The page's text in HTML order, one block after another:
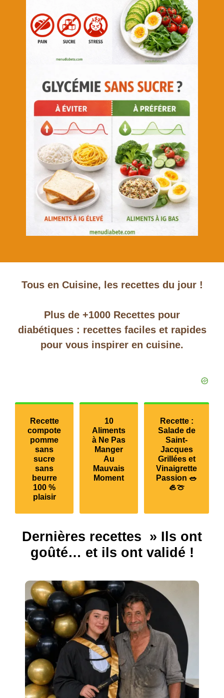
Tous en Cuisine, les recettes du jour !
Plus de +1000 Recettes pour
diabétiques : recettes faciles et rapides
pour vous inspirer en cuisine.
Recette
compote
pomme
sans
sucre
sans
beurre
100 %
plaisir
10
Aliments
à Ne Pas
Manger
Au
Mauvais
Moment
Recette :
Salade de
Saint-
Jacques
Grillées et
Vinaigrette
Passion 🥗
🦪🍈
Dernières recettes » Ils ont
goûté… et ils ont validé !